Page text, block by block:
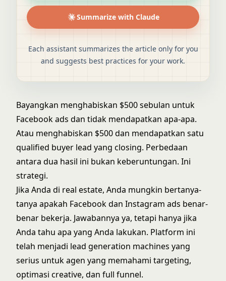
Summarize with Claude
Each assistant summarizes the article only for you
and suggests best practices for your work.
Bayangkan menghabiskan $500 sebulan untuk
Facebook ads dan tidak mendapatkan apa-apa.
Atau menghabiskan $500 dan mendapatkan satu
qualified buyer lead yang closing. Perbedaan
antara dua hasil ini bukan keberuntungan. Ini
strategi.
Jika Anda di real estate, Anda mungkin bertanya-
tanya apakah Facebook dan Instagram ads benar-
benar bekerja. Jawabannya ya, tetapi hanya jika
Anda tahu apa yang Anda lakukan. Platform ini
telah menjadi lead generation machines yang
serius untuk agen yang memahami targeting,
optimasi creative, dan full funnel.